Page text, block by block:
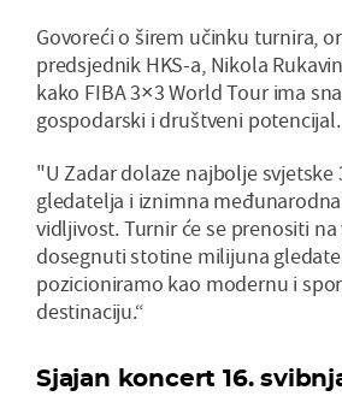
Govoreći o širem učinku turnira,
predsjednik HKS-a, Nikola
kako FIBA 3×3 World Tour ima
gospodarski i društveni potencijal.
"U Zadar dolaze najbolje svjetske
gledatelja i iznimna
vidljivost. Turnir će se prenositi
dosegnuti stotine milijuna
pozicioniramo kao modernu i
destinaciju.“
Sjajan koncert 16.